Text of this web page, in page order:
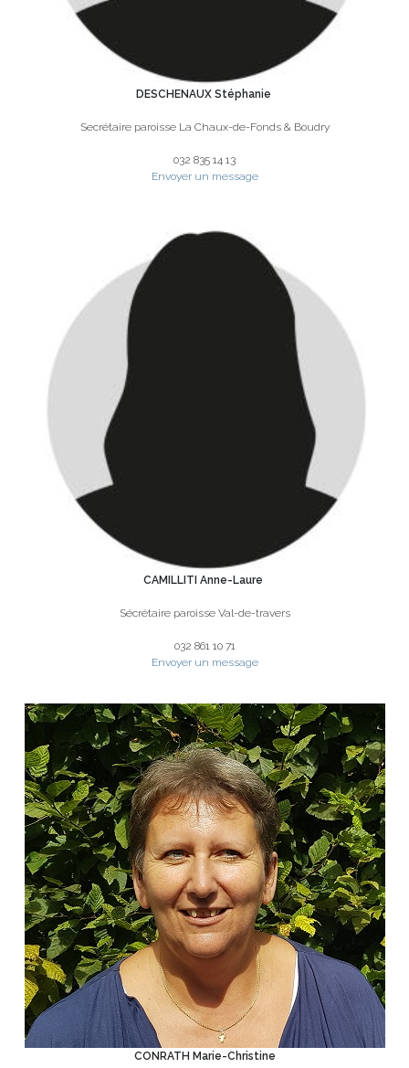
DESCHENAUX Stéphanie
Secrétaire paroisse La Chaux-de-Fonds & Boudry
032 835 14 13
Envoyer un message
CAMILLITI Anne-Laure
Sécrétaire paroisse Val-de-travers
032 861 10 71
Envoyer un message
CONRATH Marie-Christine